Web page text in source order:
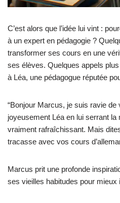
C’est alors que l’idée lui vint :
à un expert en pédagogie ?
transformer ses cours en une
ses élèves. Quelques appels
à Léa, une pédagogue réputée
“Bonjour Marcus, je suis ravie de
joyeusement Léa en lui serrant la
vraiment rafraîchissant. Mais
tracasse avec vos cours
Marcus prit une profonde
ses vieilles habitudes pour mieux